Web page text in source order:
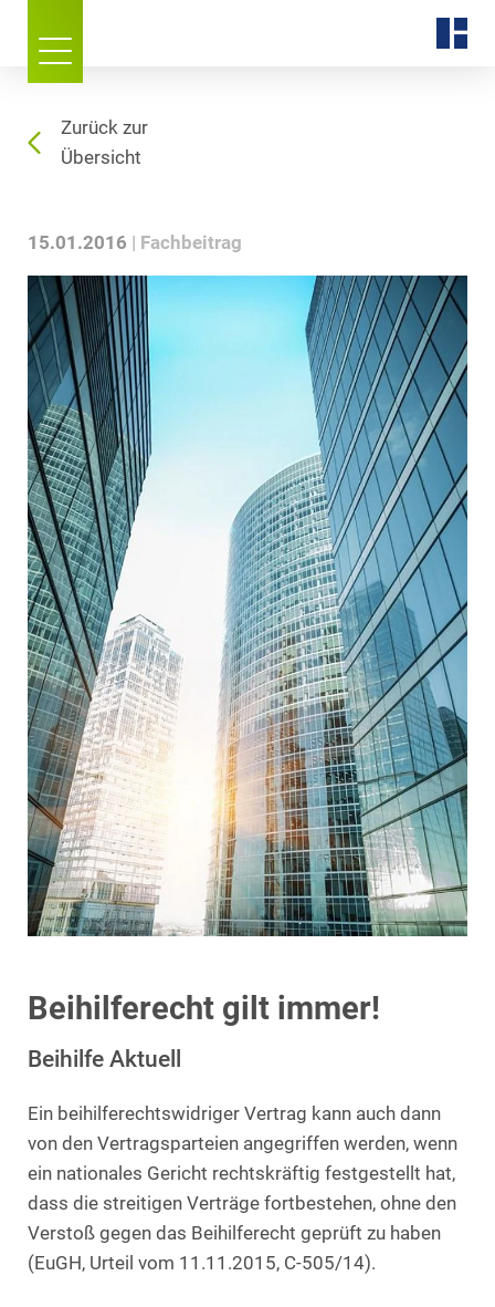
Zurück zur
Übersicht
15.01.2016 Fachbeitrag
Beihilferecht gilt immer!
Beihilfe Aktuell
Ein beihilferechtswidriger Vertrag kann auch dann
von den Vertragsparteien angegriffen werden, wenn
ein nationales Gericht rechtskräftig festgestellt hat,
dass die streitigen Verträge fortbestehen, ohne den
Verstoß gegen das Beihilferecht geprüft zu haben
(EuGH, Urteil vom 11.11.2015, C-505/14).